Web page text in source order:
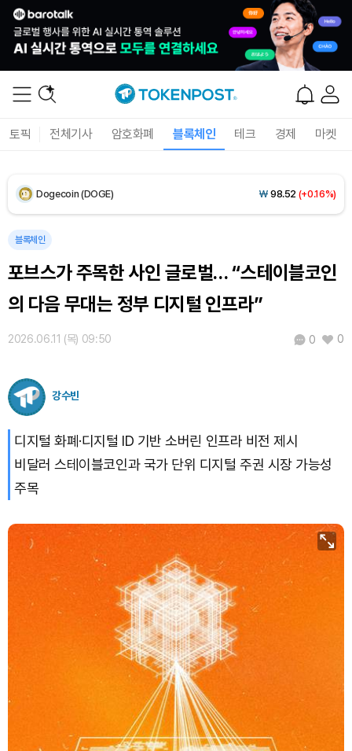
토픽 전체기사 암호화폐 블록체인 테크 경제 마켓
Solana (SOL) ₩ 106,665(+2.63%)
Bitcoin (BTC) 91,274,678 (-0.09%)
블록체인
포브스가 주목한 사인 글로벌… “스테이블코인
의 다음 무대는 정부 디지털 인프라”
2026.06.11 (목) 09:50 0 0
강수빈
디지털 화폐·디지털 ID 기반 소버린 인프라 비전 제시
비달러 스테이블코인과 국가 단위 디지털 주권 시장 가능성
주목